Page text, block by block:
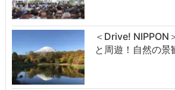
＜Drive! NIPPON
と周遊！自然の